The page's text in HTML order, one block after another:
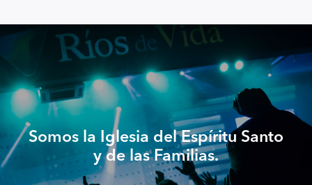
Somos la Iglesia del Espíritu Santo
y de las Familias.